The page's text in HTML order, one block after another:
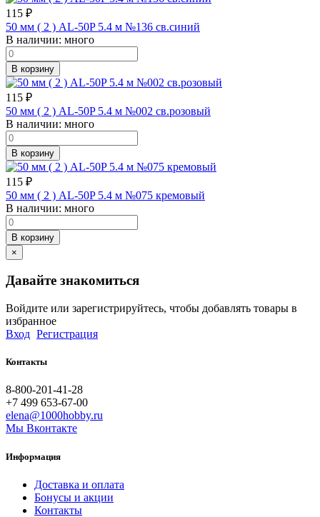
115 ₽
50 мм ( 2 ) AL-50P 5.4 м №136 св.синий
В наличии: много
В корзину
115 ₽
50 мм ( 2 ) AL-50P 5.4 м №002 св.розовый
В наличии: много
В корзину
115 ₽
50 мм ( 2 ) AL-50P 5.4 м №075 кремовый
В наличии: много
В корзину
×
Давайте знакомиться
Войдите или зарегистрируйтесь, чтобы добавлять товары в
избранное
Вход Регистрация
Контакты
8-800-201-41-28
+7 499 653-67-00
elena@1000hobby.ru
Мы Вконтакте
Информация
Доставка и оплата
Бонусы и акции
Контакты